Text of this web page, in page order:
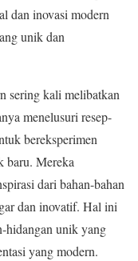
dan inovasi modern
unik dan
sering kali melibatkan
menelusuri resep-
bereksperimen
baru. Mereka
dari bahan-bahan
dan inovatif. Hal ini
hidangan unik yang
yang modern.